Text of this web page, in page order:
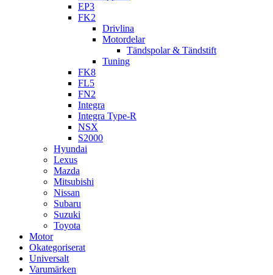
EP3
FK2
Drivlina
Motordelar
Tändspolar & Tändstift
Tuning
FK8
FL5
FN2
Integra
Integra Type-R
NSX
S2000
Hyundai
Lexus
Mazda
Mitsubishi
Nissan
Subaru
Suzuki
Toyota
Motor
Okategoriserat
Universalt
Varumärken